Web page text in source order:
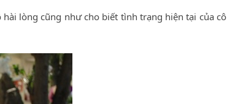
lòng cũng như cho biết tình trạng hiện tại của cô